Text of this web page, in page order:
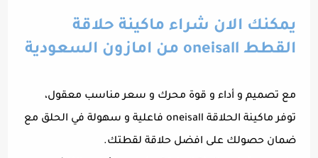
يمكنك الان شراء ماكينة حلاقة
القطط oneisall من امازون السعودية
مع تصميم و أداء و قوة محرك و سعر مناسب معقول،
توفر ماكينة الحلاقة oneisall فاعلية و سهولة في الحلق مع
ضمان حصولك على افضل حلاقة لقطتك.